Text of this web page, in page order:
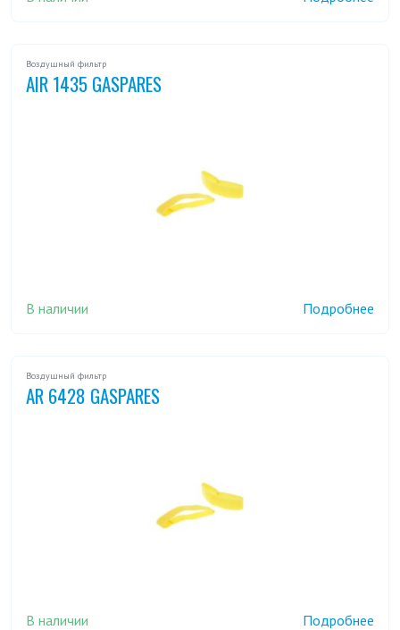
Воздушный фильтр
AIR 1435 GASPARES
В наличии Подробнее
Воздушный фильтр
AR 6428 GASPARES
В наличии Подробнее